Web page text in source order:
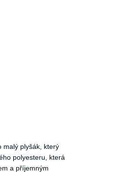
malý plyšák, který
polyesteru, která
a příjemným